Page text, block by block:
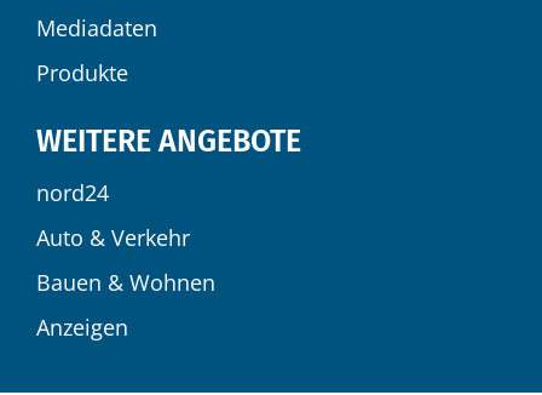
Mediadaten
Produkte
WEITERE ANGEBOTE
nord24
Auto & Verkehr
Bauen & Wohnen
Anzeigen